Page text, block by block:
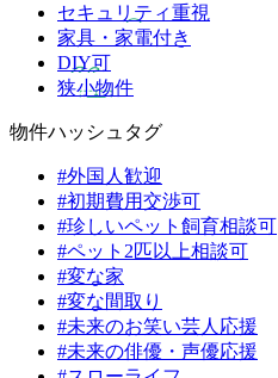
セキュリティ重視
家具・家電付き
DIY可
狭小物件
物件ハッシュタグ
#外国人歓迎
#初期費用交渉可
#珍しいペット飼育相談可
#ペット2匹以上相談可
#変な家
#変な間取り
#未来のお笑い芸人応援
#未来の俳優・声優応援